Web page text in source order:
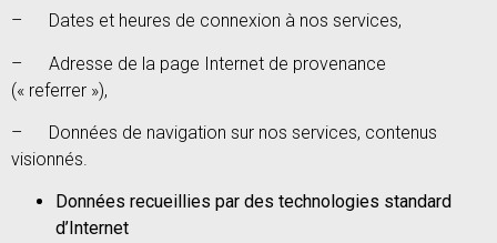
– Dates et heures de connexion à nos services,
– Adresse de la page Internet de provenance
(« referrer »),
– Données de navigation sur nos services, contenus
visionnés.
Données recueillies par des technologies standard
d’Internet